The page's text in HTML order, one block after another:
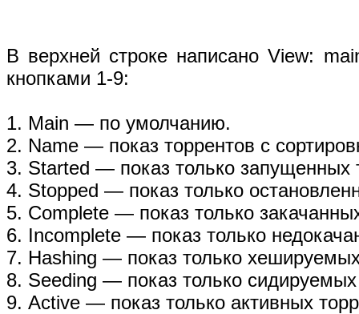
В верхней строке написано View:
кнопками 1-9:
1. Main — по умолчанию.
2. Name — показ торрентов с
3. Started — показ только запущенных
4. Stopped — показ только
5. Complete — показ только
6. Incomplete — показ только
7. Hashing — показ только
8. Seeding — показ только сидируемых
9. Active — показ только активных